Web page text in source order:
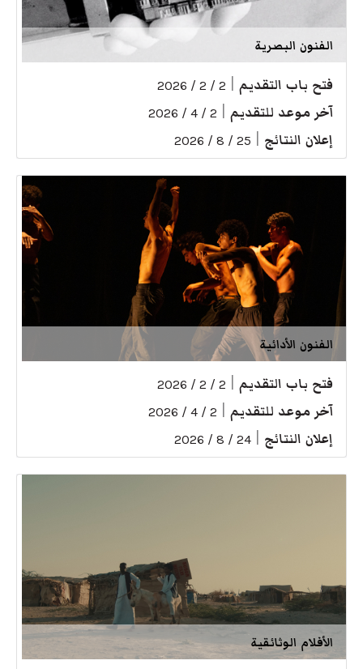
الفنون البصرية
فتح باب التقديم 2 / 2 / 2026
آخر موعد للتقديم 2 / 4 / 2026
إعلان النتائج 25 / 8 / 2026
الفنون الأدائية
فتح باب التقديم 2 / 2 / 2026
آخر موعد للتقديم 2 / 4 / 2026
إعلان النتائج 24 / 8 / 2026
الأفلام الوثائقية